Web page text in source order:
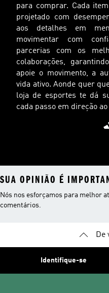
para comprar. Cada
projetado com
aos detalhes em
movimentar com
parcerias com os
colaborações,
apoie o movimento, a
vida ativo. Aonde quer
loja de esportes te dá
cada passo em direção
SUA OPINIÃO É
Nós nos esforçamos para melhor
comentários.
De
Identifique-se